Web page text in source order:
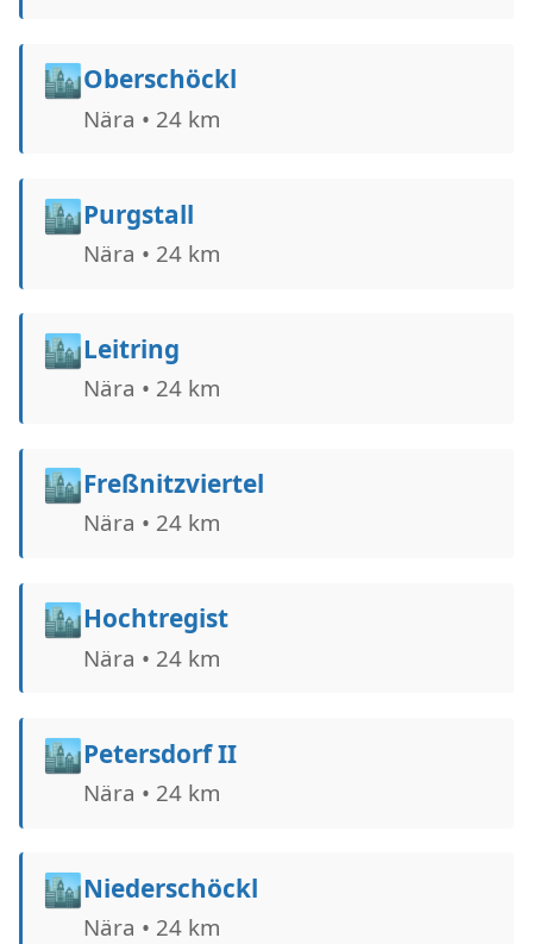
🏙️Oberschöckl
Nära • 24 km
🏙️Purgstall
Nära • 24 km
🏙️Leitring
Nära • 24 km
🏙️Freßnitzviertel
Nära • 24 km
🏙️Hochtregist
Nära • 24 km
🏙️Petersdorf II
Nära • 24 km
🏙️Niederschöckl
Nära • 24 km